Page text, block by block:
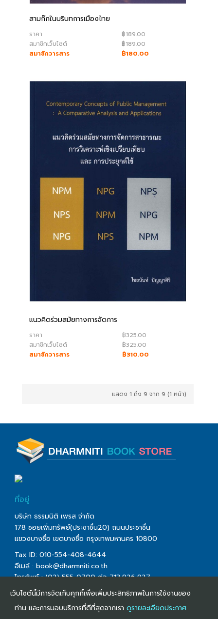
สามก๊กในบริบทการเมืองไทย
ราคา
฿189.00
สมาชิกเว็บไซต์
฿189.00
สมาชิกวารสาร
฿180.00
แนวคิดร่วมสมัยทางการจัดการ
ราคา
฿325.00
สมาชิกเว็บไซต์
฿325.00
สมาชิกวารสาร
฿310.00
แสดง 1 ถึง 9 จาก 9 (1 หน้า)
ที่อยู่
บริษัท ธรรมนิติ เพรส จำกัด
178 ซอยเพิ่มทรัพย์(ประชาชื่น20) ถนนประชาชื่น
แขวงบางซื่อ เขตบางซื่อ กรุงเทพมหานคร 10800
Tax ID: 010-554-408-4644
อีเมล์ : book@dharmniti.co.th
โทรศัพท์ : (02) 555-0700 ต่อ 713,926,927
โทรสาร : (02) 555-0728
เว็บไซต์นี้มีการจัดเก็บคุกกี้เพื่อเพิ่มประสิทธิภาพในการใช้งานของ
ท่าน และการมอบบริการที่ดีที่สุดจากเรา ดูรายละเอียดประกาศ